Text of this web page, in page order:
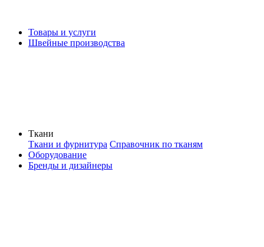
Товары и услуги
Швейные производства
Ткани
Ткани и фурнитура Справочник по тканям
Оборудование
Бренды и дизайнеры